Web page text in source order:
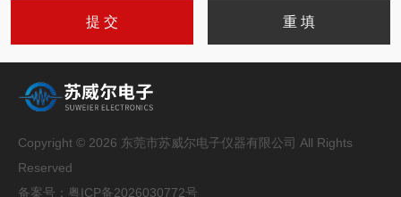
Copyright © 2026 东莞市苏威尔电子仪器有限公司 All Rights
Reserved
备案号： 粤ICP备2026030772号